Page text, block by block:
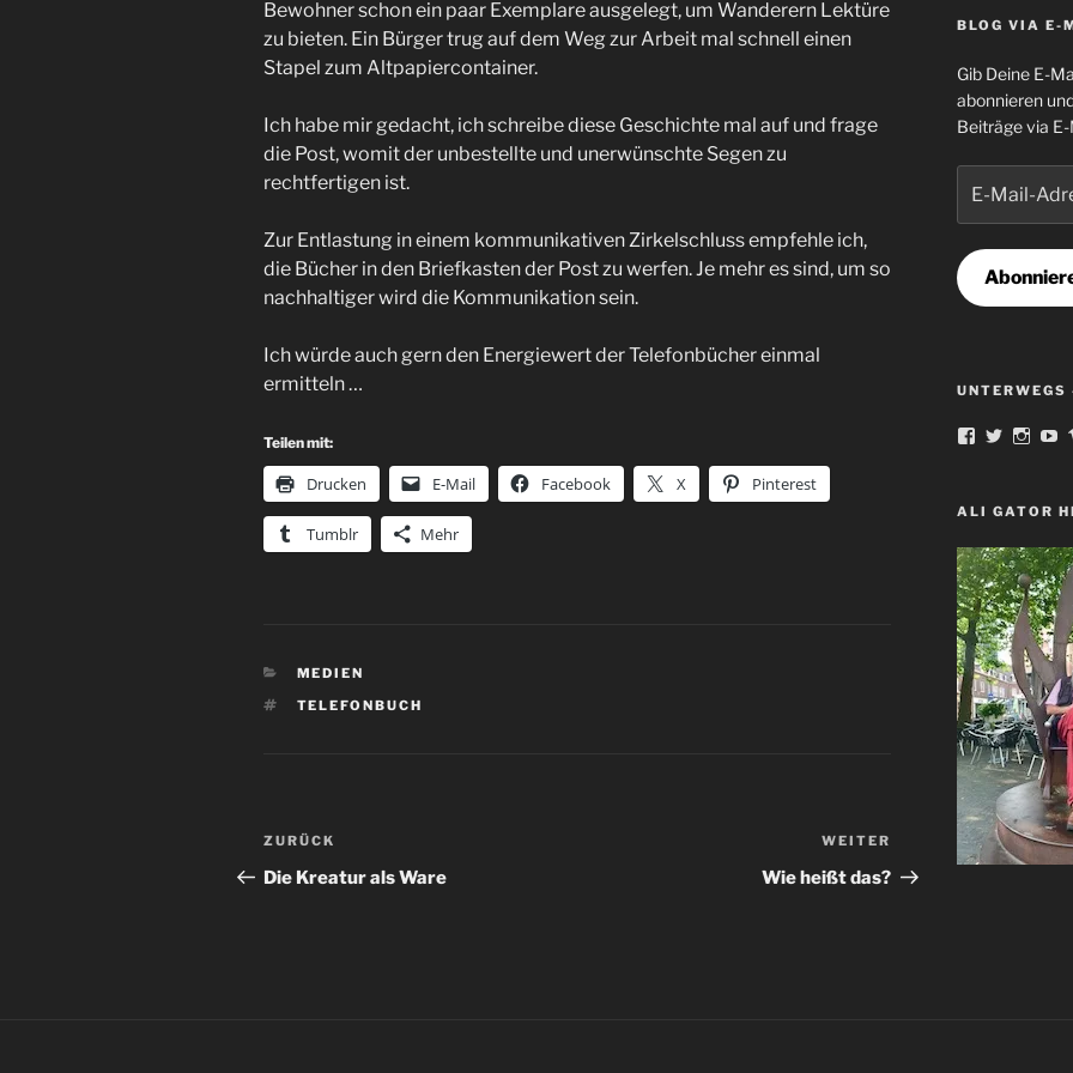
Bewohner schon ein paar Exemplare ausgelegt, um Wanderern Lektüre
zu bieten. Ein Bürger trug auf dem Weg zur Arbeit mal schnell einen
Stapel zum Altpapiercontainer.
Ich habe mir gedacht, ich schreibe diese Geschichte mal auf und frage
die Post, womit der unbestellte und unerwünschte Segen zu
rechtfertigen ist.
Zur Entlastung in einem kommunikativen Zirkelschluss empfehle ich,
die Bücher in den Briefkasten der Post zu werfen. Je mehr es sind, um so
nachhaltiger wird die Kommunikation sein.
Ich würde auch gern den Energiewert der Telefonbücher einmal
ermitteln …
Teilen mit:
Drucken E-Mail Facebook X Pinterest
Tumblr Mehr
KATEGORIEN
MEDIEN
SCHLAGWÖRTER
TELEFONBUCH
Beitragsnavigation
Vorheriger
Beitrag
ZURÜCK
Die Kreatur als Ware
Nächster
Beitrag
WEITER
Wie heißt das?
BLOG VIA E-
Gib Deine E-
abonnieren
Beiträge via
Mail-
Adresse
Profil
Facebook
Profil
Twitter
Profil
ALI GATOR